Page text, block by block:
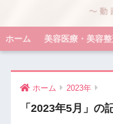
ホーム 美容医療・美容
ホーム 2023年
「2023年5月」の